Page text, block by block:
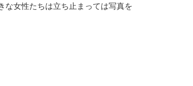
な女性たちは立ち止まっては写真を